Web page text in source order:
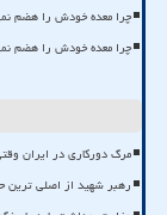
چرا معده خودش را هضم
چرا معده خودش را هضم
مرگ دورکاری در ایران
رهبر شهید از اصلی ترین